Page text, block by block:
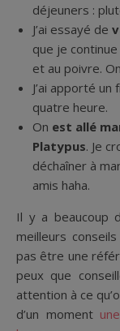
déjeuners :
J’ai essayé de
que je
et au poivre.
J’ai apporté
quatre heure.
On est allé
Platypus. Je
déchaîner à
amis haha.
Il y a beaucoup
meilleurs
pas être une
peux que
attention à ce
d’un moment